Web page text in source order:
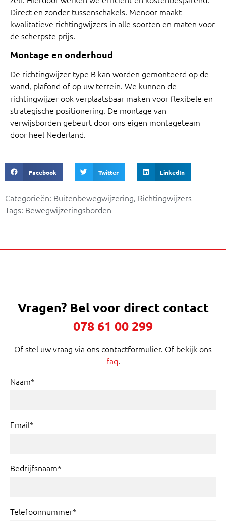
Direct en zonder tussenschakels. Menoor maakt
kwalitatieve richtingwijzers in alle soorten en maten voor
de scherpste prijs.
Montage en onderhoud
De richtingwijzer type B kan worden gemonteerd op de
wand, plafond of op uw terrein. We kunnen de
richtingwijzer ook verplaatsbaar maken voor flexibele en
strategische positionering. De montage van
verwijsborden gebeurt door ons eigen montageteam
door heel Nederland.
Facebook Twitter LinkedIn
Categorieën: Buitenbewegwijzering, Richtingwijzers
Tags: Bewegwijzeringsborden
Vragen? Bel voor direct contact
078 61 00 299
Of stel uw vraag via ons contactformulier. Of bekijk ons
faq.
Naam*
Email*
Bedrijfsnaam*
Telefoonnummer*